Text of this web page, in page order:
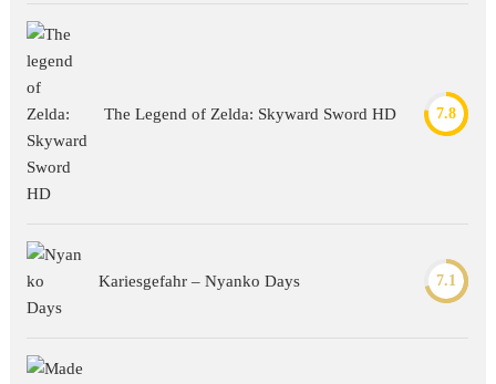
The Legend of Zelda: Skyward Sword HD 7.8
Kariesgefahr – Nyanko Days 7.1